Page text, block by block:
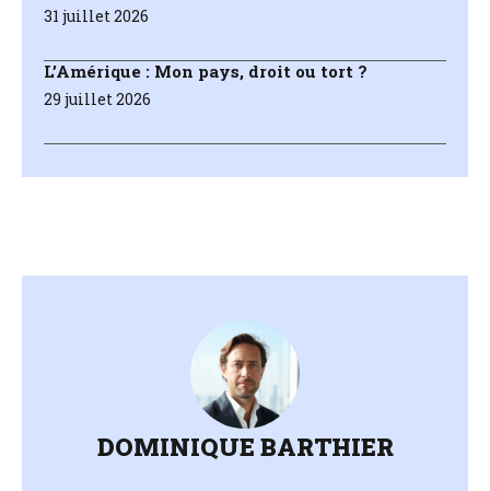
31 juillet 2026
L’Amérique : Mon pays, droit ou tort ?
29 juillet 2026
DOMINIQUE BARTHIER